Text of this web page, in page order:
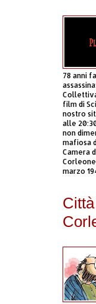
78 anni
film di
nostro
alle
non
mafiosa
Camera
marzo